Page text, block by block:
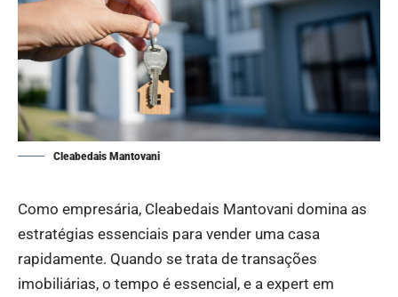
Cleabedais Mantovani
Como empresária, Cleabedais Mantovani domina as
estratégias essenciais para vender uma casa
rapidamente. Quando se trata de transações
imobiliárias, o tempo é essencial, e a expert em